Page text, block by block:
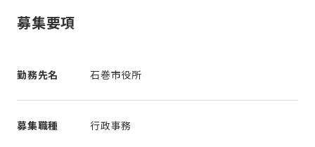
募集要項
勤務先名 石巻市役所
募集職種 行政事務